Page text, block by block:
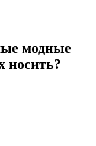
модные
носить?